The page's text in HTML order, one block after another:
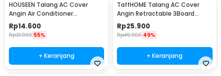
HOUSEEN Talang AC Cover
Angin Air Conditioner
Windshield Deflector - YH-JJ-
80
Rp14.600
Rp31.900 55%
+ Keranjang
TaffHOME Talang AC Cover
Angin Retractable 3Board
Windshield Deflector - HZ74
Rp25.900
Rp49.900 49%
+ Keranjang